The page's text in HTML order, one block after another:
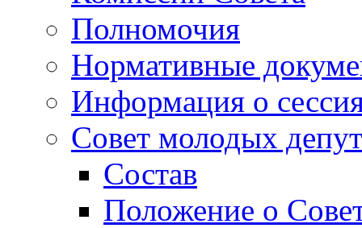
Полномочия
Нормативные
Информация о
Совет молодых
Состав
Положение о